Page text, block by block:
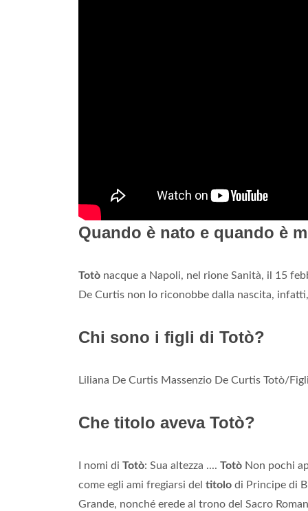
Quando è nato e quando è
Totò nacque a Napoli, nel rione Sanità, il 15
De Curtis non lo riconobbe dalla nascita,
Chi sono i figli di Totò?
Liliana De Curtis Massenzio De Curtis Totò/
Che titolo aveva Totò?
I nomi di Totò: Sua altezza .... Totò Non pochi
come egli ami fregiarsi del titolo di Principe di
Grande, nonché erede al trono del Sacro